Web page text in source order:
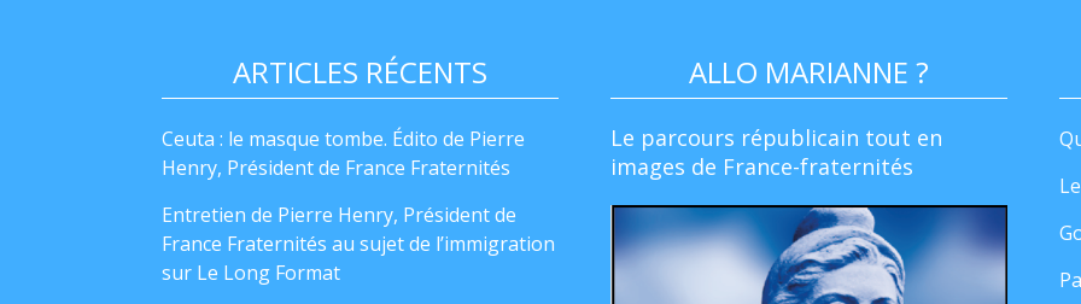
ARTICLES RÉCENTS
Ceuta : le masque tombe. Édito de Pierre
Henry, Président de France Fraternités
Entretien de Pierre Henry, Président de
France Fraternités au sujet de l’immigration
sur Le Long Format
ALLO MARIANNE ?
Le parcours républicain tout en
images de France-fraternités